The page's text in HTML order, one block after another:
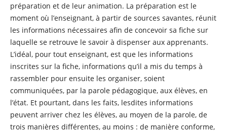
préparation et de leur animation. La préparation est le
moment où l’enseignant, à partir de sources savantes, réunit
les informations nécessaires afin de concevoir sa fiche sur
laquelle se retrouve le savoir à dispenser aux apprenants.
L’idéal, pour tout enseignant, est que les informations
inscrites sur la fiche, informations qu’il a mis du temps à
rassembler pour ensuite les organiser, soient
communiquées, par la parole pédagogique, aux élèves, en
l’état. Et pourtant, dans les faits, lesdites informations
peuvent arriver chez les élèves, au moyen de la parole, de
trois manières différentes, au moins : de manière conforme,